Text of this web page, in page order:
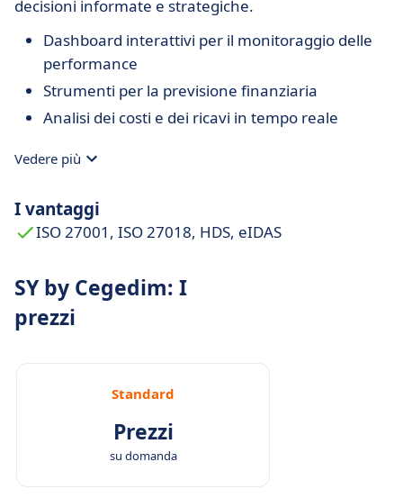
decisioni informate e strategiche.
Dashboard interattivi per il monitoraggio delle
performance
Strumenti per la previsione finanziaria
Analisi dei costi e dei ricavi in tempo reale
Vedere più
I vantaggi
ISO 27001, ISO 27018, HDS, eIDAS
SY by Cegedim: I
prezzi
Standard
Prezzi
su domanda